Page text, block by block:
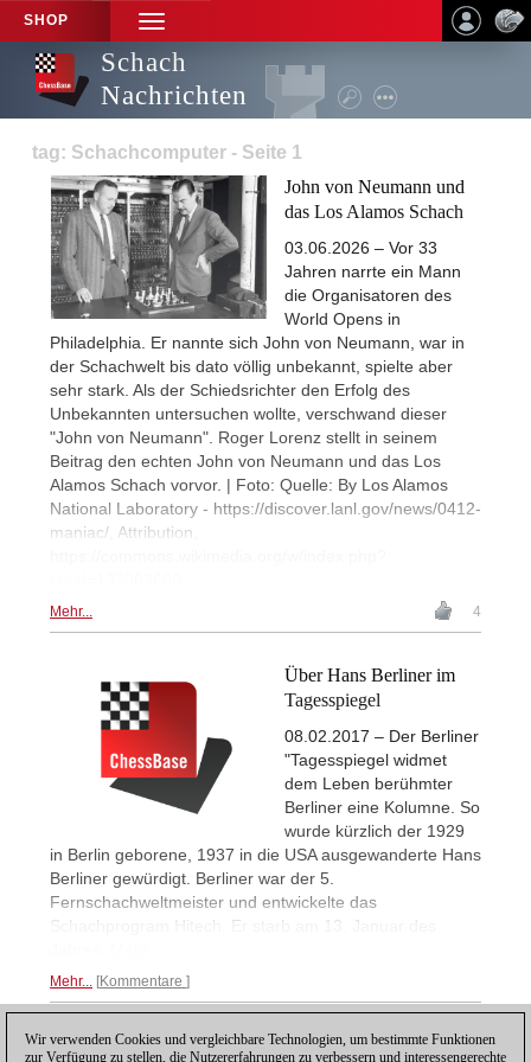
SHOP
TOGGLE
NAVIGATION
Schach
Nachrichten
tag: Schachcomputer - Seite 1
John von Neumann und
das Los Alamos Schach
03.06.2026 – Vor 33
Jahren narrte ein Mann
die Organisatoren des
World Opens in
Philadelphia. Er nannte sich John von Neumann, war in
der Schachwelt bis dato völlig unbekannt, spielte aber
sehr stark. Als der Schiedsrichter den Erfolg des
Unbekannten untersuchen wollte, verschwand dieser
"John von Neumann". Roger Lorenz stellt in seinem
Beitrag den echten John von Neumann und das Los
Alamos Schach vorvor. | Foto: Quelle: By Los Alamos
National Laboratory - https://discover.lanl.gov/news/0412-
maniac/, Attribution,
Mehr... 4
Über Hans Berliner im
Tagesspiegel
08.02.2017 – Der Berliner
"Tagesspiegel widmet
dem Leben berühmter
Berliner eine Kolumne. So
wurde kürzlich der 1929
in Berlin geborene, 1937 in die USA ausgewanderte Hans
Berliner gewürdigt. Berliner war der 5.
Fernschachweltmeister und entwickelte das
Schachprogram Hitech. Er starb am 13. Januar des
Mehr... Kommentare
1
Wir verwenden Cookies und vergleichbare Technologien, um bestimmte Funktionen
zur Verfügung zu stellen, die Nutzererfahrungen zu verbessern und interessengerechte